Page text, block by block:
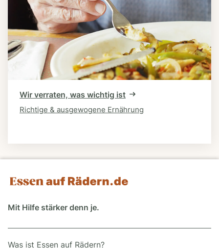
Wir verraten, was wichtig ist
Richtige & ausgewogene Ernährung
Mit Hilfe stärker denn je.
Was ist Essen auf Rädern?